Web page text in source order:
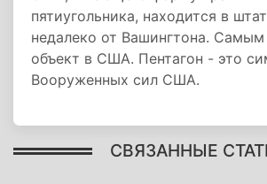
пятиугольника, находится в
недалеко от Вашингтона.
объект в США. Пентагон - это
Вооруженных сил США.
СВЯЗАННЫЕ